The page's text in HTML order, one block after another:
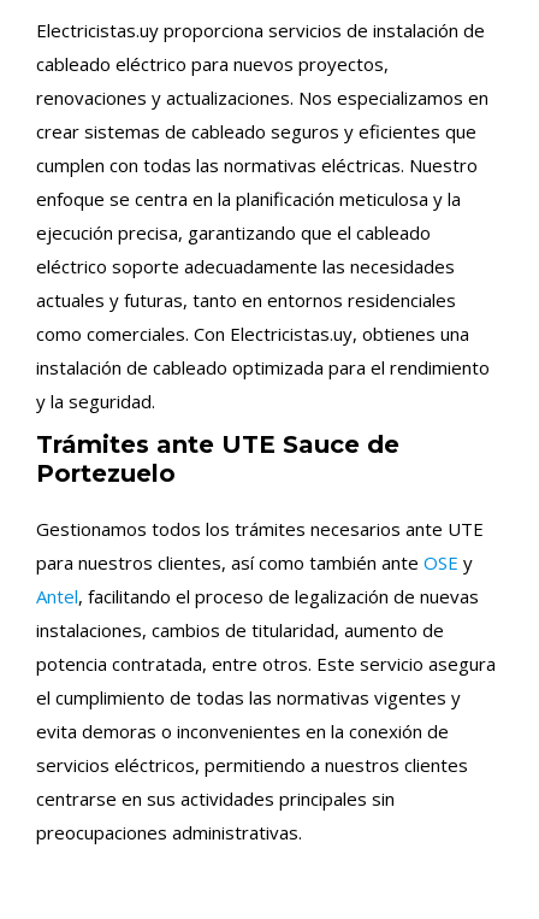
Electricistas.uy proporciona servicios de instalación de
cableado eléctrico para nuevos proyectos,
renovaciones y actualizaciones. Nos especializamos en
crear sistemas de cableado seguros y eficientes que
cumplen con todas las normativas eléctricas. Nuestro
enfoque se centra en la planificación meticulosa y la
ejecución precisa, garantizando que el cableado
eléctrico soporte adecuadamente las necesidades
actuales y futuras, tanto en entornos residenciales
como comerciales. Con Electricistas.uy, obtienes una
instalación de cableado optimizada para el rendimiento
y la seguridad.
Trámites ante UTE Sauce de
Portezuelo
Gestionamos todos los trámites necesarios ante UTE
para nuestros clientes, así como también ante OSE y
Antel, facilitando el proceso de legalización de nuevas
instalaciones, cambios de titularidad, aumento de
potencia contratada, entre otros. Este servicio asegura
el cumplimiento de todas las normativas vigentes y
evita demoras o inconvenientes en la conexión de
servicios eléctricos, permitiendo a nuestros clientes
centrarse en sus actividades principales sin
preocupaciones administrativas.